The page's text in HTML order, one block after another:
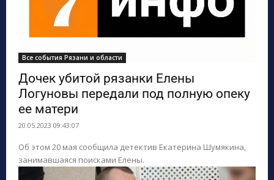
Все события Рязани и области
Дочек убитой рязанки Елены
Логуновы передали под полную опеку
ее матери
20.05.2023 09:43:07
Об этом 20 мая сообщила детектив Екатерина Шумякина,
занимавшаяся поисками Елены.